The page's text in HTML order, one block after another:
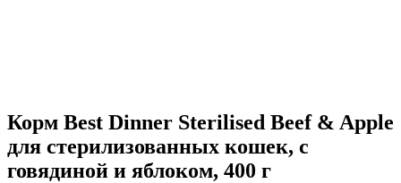
Корм Best Dinner Sterilised Beef & Apple
для стерилизованных кошек, с
говядиной и яблоком, 400 г